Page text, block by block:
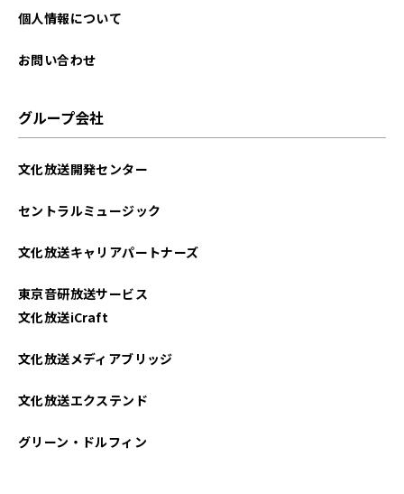
個人情報について
お問い合わせ
グループ会社
文化放送開発センター
セントラルミュージック
文化放送キャリアパートナーズ
東京音研放送サービス
文化放送iCraft
文化放送メディアブリッジ
文化放送エクステンド
グリーン・ドルフィン